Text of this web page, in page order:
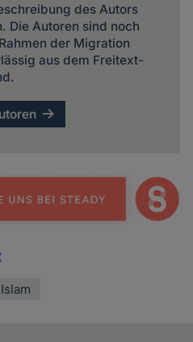
des Autors
Die Autoren sind noch
der Migration
aus dem Freitext-
Islam